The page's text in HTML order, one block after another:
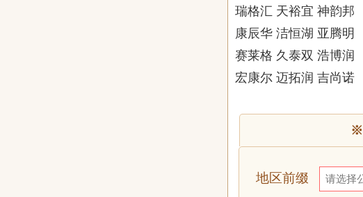
瑞格汇 天裕宜 神韵邦
康辰华 洁恒湖 亚腾明
赛莱格 久泰双 浩博润
宏康尔 迈拓润 吉尚诺
※
地区前缀